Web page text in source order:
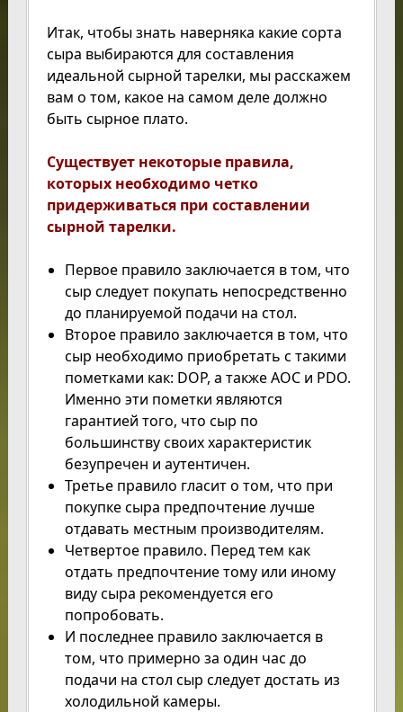
Итак, чтобы знать наверняка какие сорта
сыра выбираются для составления
идеальной сырной тарелки, мы расскажем
вам о том, какое на самом деле должно
быть сырное плато.
Существует некоторые правила,
которых необходимо четко
придерживаться при составлении
сырной тарелки.
Первое правило заключается в том, что
сыр следует покупать непосредственно
до планируемой подачи на стол.
Второе правило заключается в том, что
сыр необходимо приобретать с такими
пометками как: DOP, а также AOC и PDO.
Именно эти пометки являются
гарантией того, что сыр по
большинству своих характеристик
безупречен и аутентичен.
Третье правило гласит о том, что при
покупке сыра предпочтение лучше
отдавать местным производителям.
Четвертое правило. Перед тем как
отдать предпочтение тому или иному
виду сыра рекомендуется его
попробовать.
И последнее правило заключается в
том, что примерно за один час до
подачи на стол сыр следует достать из
холодильной камеры.